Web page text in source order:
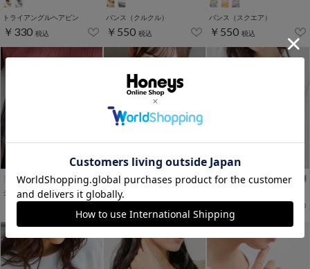
トライアングルヘアピン
￥330 税込
バンス（クルクル）
￥550 税込
バンス（スクエア）
￥550 税込
ジップウォレット
￥1,780
スクールリボン